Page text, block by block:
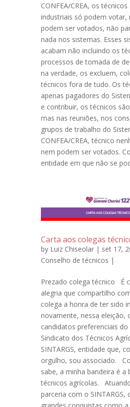
CONFEA/CREA, os
industriais só podem votar,
podem ser votados, não
nada nos sistemas. Esses
acabam não incluindo os
processos de tomada de
na verdade, os excluem,
técnicos fora de tudo. Os
apenas pagadores do
e contribuir, os técnicos
mas nas reuniões, nos
grupos de trabalho do
CONFEA/CREA, técnico
nem podem ser votados.
entidade em que não se
Carta aos colegas
by Luiz Chiseolar | set 17,
Conselho de técnicos |
Prezado colega técnico É
alegria que compartilho
colega a honra de ter sido
novamente, nessa eleição,
candidatos preferenciais do
Sindicato dos Técnicos
SINTARGS, entidade que,
orgulho, sou associado.
sabe, a minha bandeira é a
técnicos agrícolas.
parceria com o SINTARGS,
grandes conquistas como